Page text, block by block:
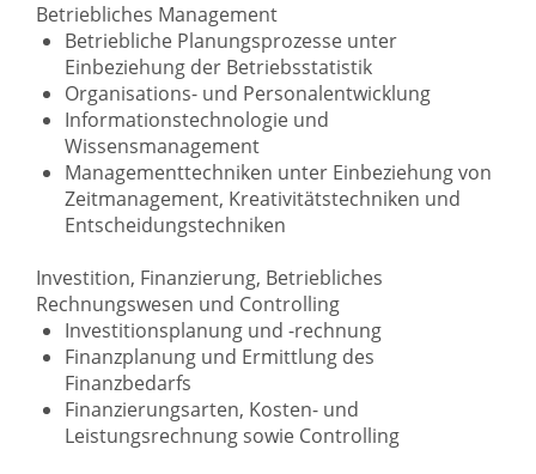
Betriebliches Management
Betriebliche Planungsprozesse unter
Einbeziehung der Betriebsstatistik
Organisations- und Personalentwicklung
Informationstechnologie und
Wissensmanagement
Managementtechniken unter Einbeziehung von
Zeitmanagement, Kreativitätstechniken und
Entscheidungstechniken
Investition, Finanzierung, Betriebliches
Rechnungswesen und Controlling
Investitionsplanung und -rechnung
Finanzplanung und Ermittlung des
Finanzbedarfs
Finanzierungsarten, Kosten- und
Leistungsrechnung sowie Controlling